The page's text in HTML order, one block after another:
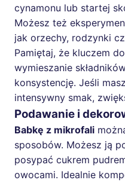
cynamonu lub startej
Możesz też
jak orzechy, rodzynki
Pamiętaj, że kluczem
wymieszanie
konsystencję. Jeśli
intensywny smak,
Podawanie i
Babkę z mikrofali
sposobów. Możesz ją
posypać cukrem
owocami. Idealnie